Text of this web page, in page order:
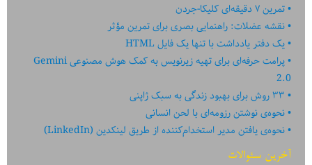
تمرین ۷ دقیقه‌ای کلیکا-جردن
نقشه عضلات: راهنمایی بصری برای تمرین مؤثر
یک دفتر یادداشت با تنها یک فایل HTML
پرامت حرفه‌ای برای تهیه زیرنویس به کمک هوش مصنوعی Gemini
2.0
۳۳ روش برای بهبود زندگی به سبک ژاپنی
نحوه‌ی نوشتن رزومه‌ای با لحن انسانی
نحوه‌ی یافتن مدیر استخدام‌کننده از طریق لینکدین (LinkedIn)
آخرین سئوالات